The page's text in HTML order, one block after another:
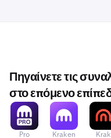
Πηγαίνετε τις
στο επόμενο
Pro Kraken Krak